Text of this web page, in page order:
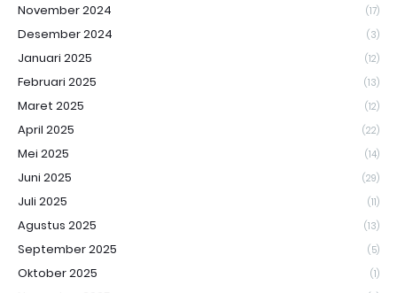
November 2024 (17)
Desember 2024 (3)
Januari 2025 (12)
Februari 2025 (13)
Maret 2025 (12)
April 2025 (22)
Mei 2025 (14)
Juni 2025 (29)
Juli 2025 (11)
Agustus 2025 (13)
September 2025 (5)
Oktober 2025 (1)